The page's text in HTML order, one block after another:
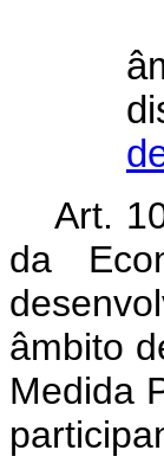
Art.
da
âmbito
Medida